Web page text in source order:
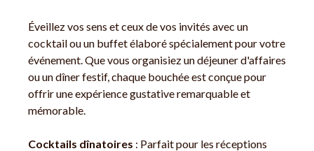
Éveillez vos sens et ceux de vos invités avec un
cocktail ou un buffet élaboré spécialement pour votre
événement. Que vous organisiez un déjeuner d'affaires
ou un dîner festif, chaque bouchée est conçue pour
offrir une expérience gustative remarquable et
mémorable.
Cocktails dînatoires : Parfait pour les réceptions